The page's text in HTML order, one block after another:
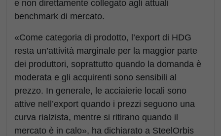
e non direttamente collegato agli attuali
benchmark di mercato.
«Come categoria di prodotto, l’export di HDG
resta un’attività marginale per la maggior parte
dei produttori, soprattutto quando la domanda è
moderata e gli acquirenti sono sensibili al
prezzo. In generale, le acciaierie locali sono
attive nell’export quando i prezzi seguono una
curva rialzista, mentre si ritirano quando il
mercato è in calo», ha dichiarato a SteelOrbis